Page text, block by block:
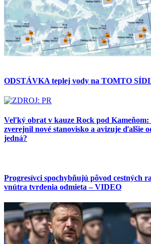
ODSTÁVKA teplej vody na TOMTO
Veľký obrat v kauze Rock pod
zverejnil nové stanovisko a avizuje ďalšie
jedná?
Progresívci spochybňujú pôvod cestných
vnútra tvrdenia odmieta – VIDEO